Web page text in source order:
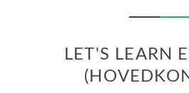
LET'S LEARN